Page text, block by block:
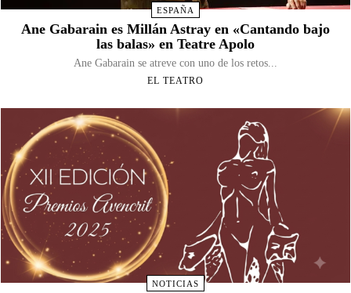
ESPAÑA
Ane Gabarain es Millán Astray en «Cantando bajo
las balas» en Teatre Apolo
Ane Gabarain se atreve con uno de los retos...
EL TEATRO
NOTICIAS